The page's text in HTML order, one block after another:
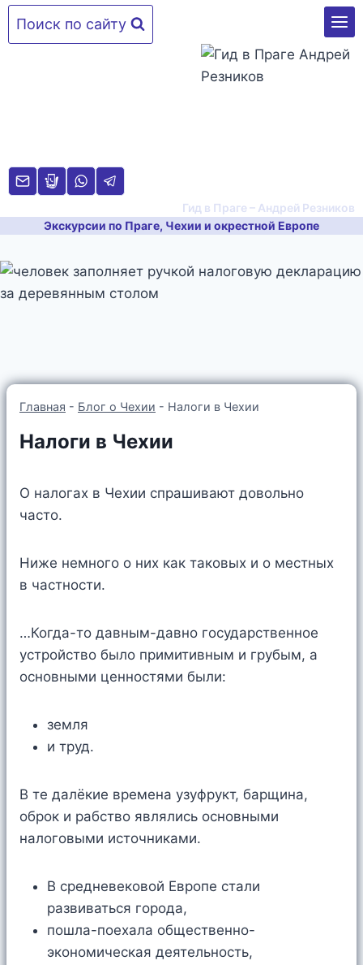
Перейти
Поиск по сайту
Гид в Праге – Андрей Резников
Экскурсии по Праге, Чехии и окрестной Европе
Главная - Блог о Чехии - Налоги в Чехии
Налоги в Чехии
О налогах в Чехии спрашивают довольно
часто.
Ниже немного о них как таковых и о местных
в частности.
…Когда-то давным-давно государственное
устройство было примитивным и грубым, а
основными ценностями были:
земля
и труд.
В те далёкие времена узуфрукт, барщина,
оброк и рабство являлись основными
налоговыми источниками.
В средневековой Европе стали
развиваться города,
пошла-поехала общественно-
экономическая деятельность,